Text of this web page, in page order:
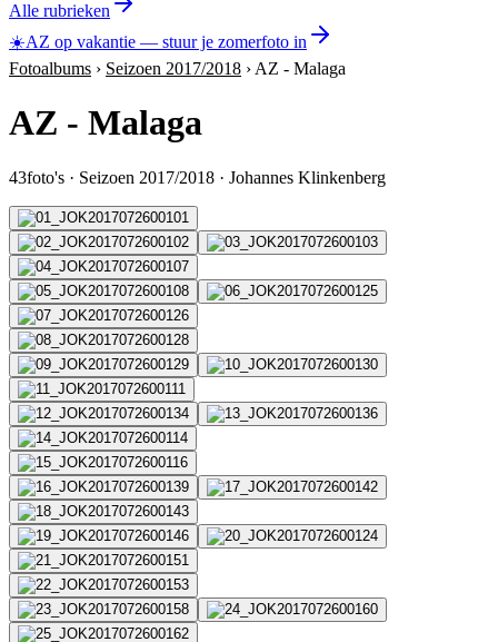
Alle rubrieken
☀️AZ op vakantie — stuur je zomerfoto in
Fotoalbums › Seizoen 2017/2018 › AZ - Malaga
AZ - Malaga
43foto's · Seizoen 2017/2018 · Johannes Klinkenberg